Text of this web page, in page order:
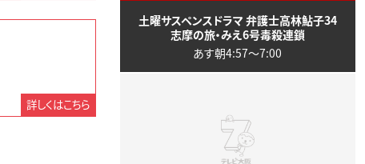
詳しくはこちら
土曜サスペンスドラマ 弁護士高林鮎子34
志摩の旅・みえ6号毒殺連鎖
あす朝4:57〜7:00